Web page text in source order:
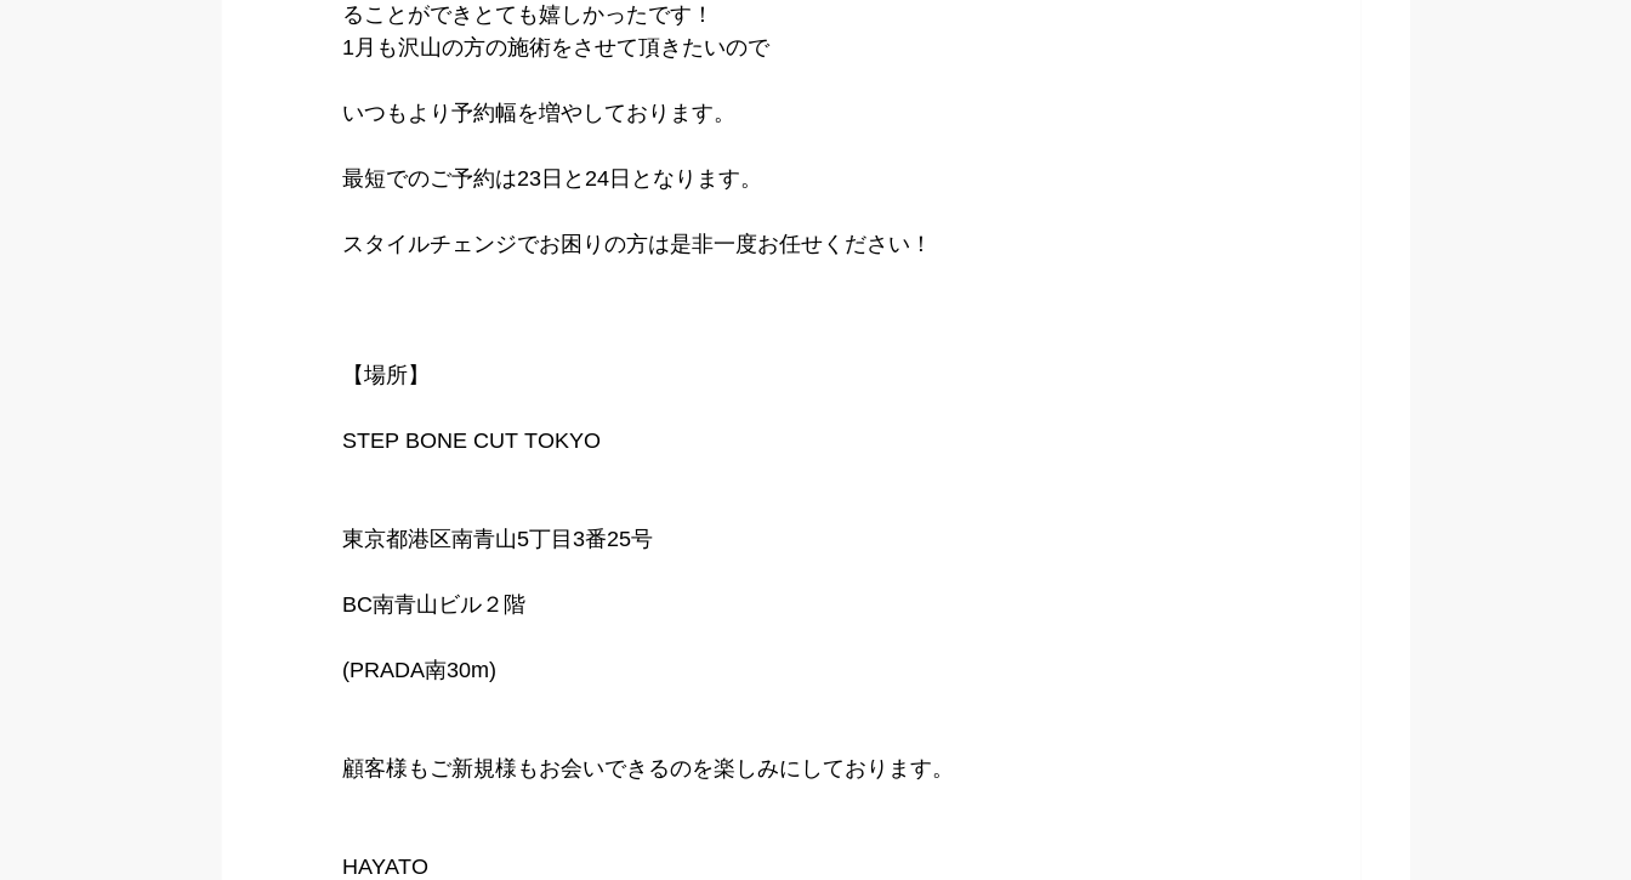
ることができとても嬉しかったです！
1月も沢山の方の施術をさせて頂きたいので
いつもより予約幅を増やしております。
最短でのご予約は23日と24日となります。
スタイルチェンジでお困りの方は是非一度お任せください！
【場所】
STEP BONE CUT TOKYO
東京都港区南青山5丁目3番25号
BC南青山ビル２階
(PRADA南30m)
顧客様もご新規様もお会いできるのを楽しみにしております。
HAYATO